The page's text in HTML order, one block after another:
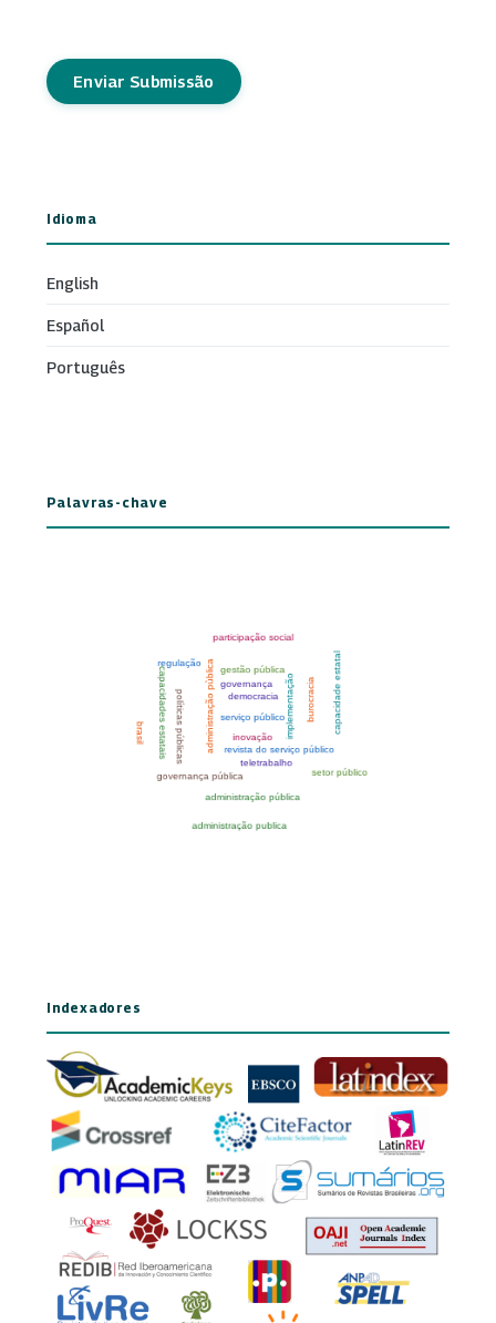
Enviar Submissão
Idioma
English
Español
Português
Palavras-chave
Indexadores